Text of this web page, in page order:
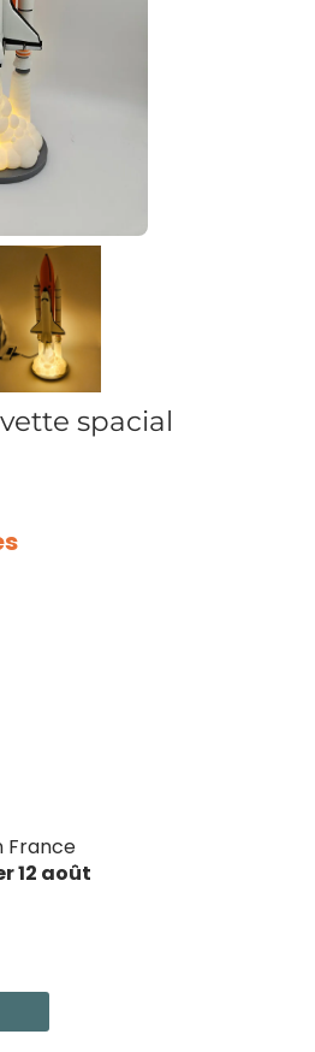
spacial
France
12 août